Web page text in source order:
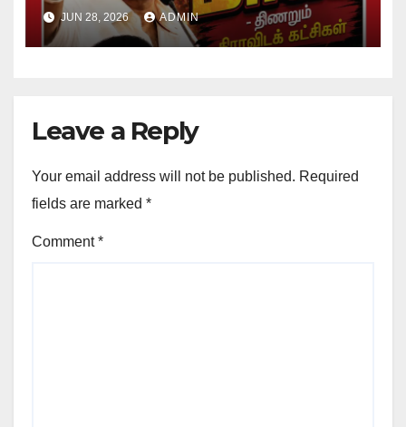
JUN 28, 2026 ADMIN
Leave a Reply
Your email address will not be published. Required
fields are marked *
Comment*